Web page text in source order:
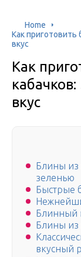
Home
Как приготовить
вкус
Как
вкус
Блины из
зеленью
Быстрые
Блинный
Блины из
вкусный